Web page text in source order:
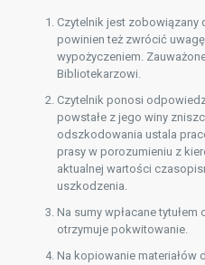
Czytelnik jest
powinien też zwrócić
wypożyczeniem.
Bibliotekarzowi.
Czytelnik ponosi
powstałe z jego winy
odszkodowania ustala
prasy w porozumieniu z
aktualnej wartości
uszkodzenia.
Na sumy wpłacane
otrzymuje pokwitowanie.
Na kopiowanie materiałów